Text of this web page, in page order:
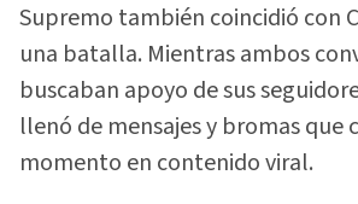
Supremo también coincidió con
una batalla. Mientras ambos
buscaban apoyo de sus
llenó de mensajes y bromas que
momento en contenido viral.